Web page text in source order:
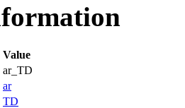
Value
ar_TD
ar
TD